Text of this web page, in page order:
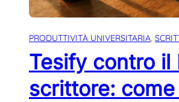
PRODUTTIVITÀ UNIVERSITARIA,
Tesify contro il
scrittore: